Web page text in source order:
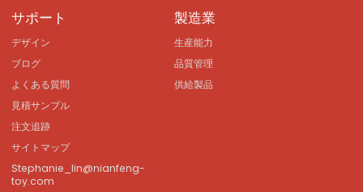
サポート
デザイン
ブログ
よくある質問
見積サンプル
注文追跡
サイトマップ
Stephanie_lin@nianfeng-
toy.com
製造業
生産能力
品質管理
供給製品